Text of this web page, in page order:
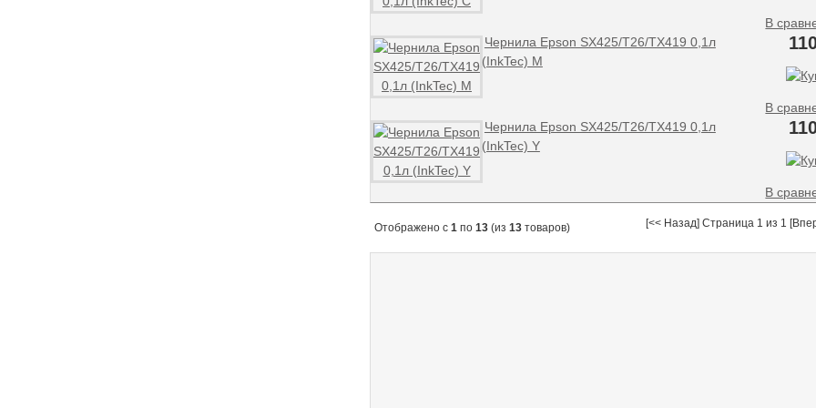
В
Чернила Epson SX425/T26/TX419 0,1л
(InkTec) M
В
Чернила Epson SX425/T26/TX419 0,1л
(InkTec) Y
В
[<< Назад] Страница 1 из 1
Отображено с 1 по 13 (из 13 товаров)